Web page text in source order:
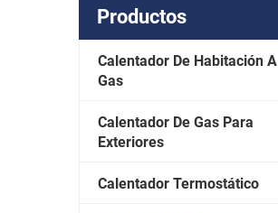
Productos
Calentador De Habitación A
Gas
Calentador De Gas Para
Exteriores
Calentador Termostático